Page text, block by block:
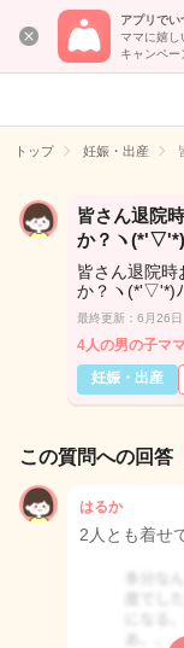
アプリでい
ママに嬉し
キャンペー
トップ 妊娠・出産
皆さん退院
か？ヽ
皆さん退院時
か？ヽ(*'▽'*)ﾉ
最終更新：6月26日
4人の男の子ママ
妊娠・出産
この質問への回答
はるか
2人とも着せ